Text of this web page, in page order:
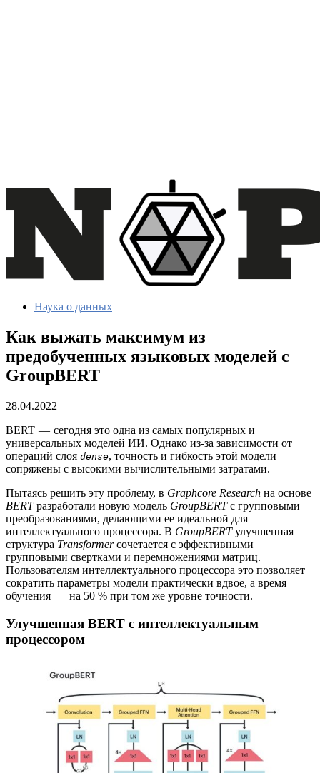
Наука о данных
Как выжать максимум из
предобученных языковых моделей с
GroupBERT
28.04.2022
BERT — сегодня это одна из самых популярных и
универсальных моделей ИИ. Однако из-за зависимости от
операций слоя dense, точность и гибкость этой модели
сопряжены с высокими вычислительными затратами.
Пытаясь решить эту проблему, в Graphcore Research на основе
BERTразработали новую модель GroupBERTс групповыми
преобразованиями, делающими ее идеальной для
интеллектуального процессора. В GroupBERTулучшенная
структура Transformerсочетается с эффективными
групповыми свертками и перемножениями матриц.
Пользователям интеллектуального процессора это позволяет
сократить параметры модели практически вдвое, а время
обучения — на 50 % при том же уровне точности.
Улучшенная BERT с интеллектуальным
процессором